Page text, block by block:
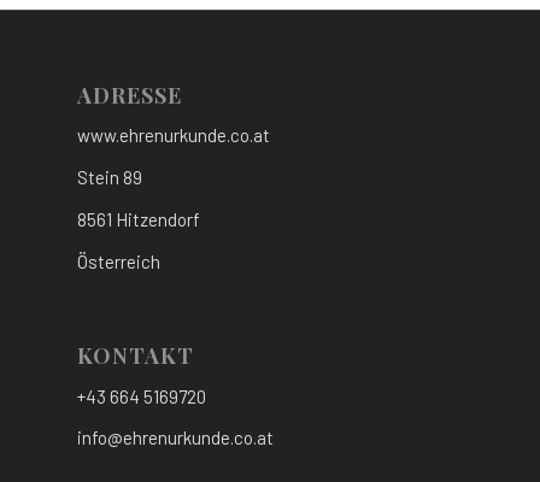
ADRESSE
www.ehrenurkunde.co.at
Stein 89
8561 Hitzendorf
Österreich
KONTAKT
+43 664 5169720
info@ehrenurkunde.co.at